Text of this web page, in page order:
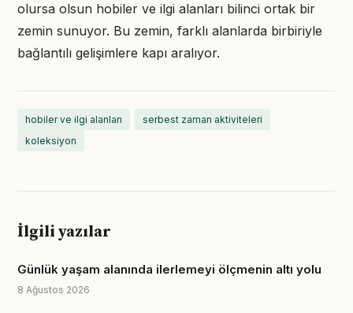
olursa olsun hobiler ve ilgi alanları bilinci ortak bir
zemin sunuyor. Bu zemin, farklı alanlarda birbiriyle
bağlantılı gelişimlere kapı aralıyor.
hobiler ve ilgi alanları
serbest zaman aktiviteleri
koleksiyon
İlgili yazılar
Günlük yaşam alanında ilerlemeyi ölçmenin altı yolu
8 Ağustos 2026